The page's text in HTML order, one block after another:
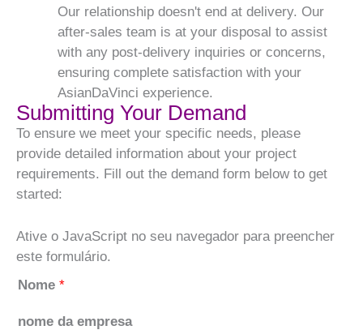
Our relationship doesn't end at delivery. Our
after-sales team is at your disposal to assist
with any post-delivery inquiries or concerns,
ensuring complete satisfaction with your
AsianDaVinci experience.
Submitting Your Demand
To ensure we meet your specific needs, please
provide detailed information about your project
requirements. Fill out the demand form below to get
started:
Ative o JavaScript no seu navegador para preencher
este formulário.
Nome *
nome da empresa